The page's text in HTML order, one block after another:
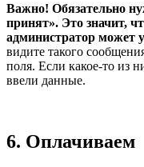
Важно! Обязательно
принят». Это значит,
администратор может
видите такого
поля. Если какое-то из
ввели данные.
6. Оплачиваем